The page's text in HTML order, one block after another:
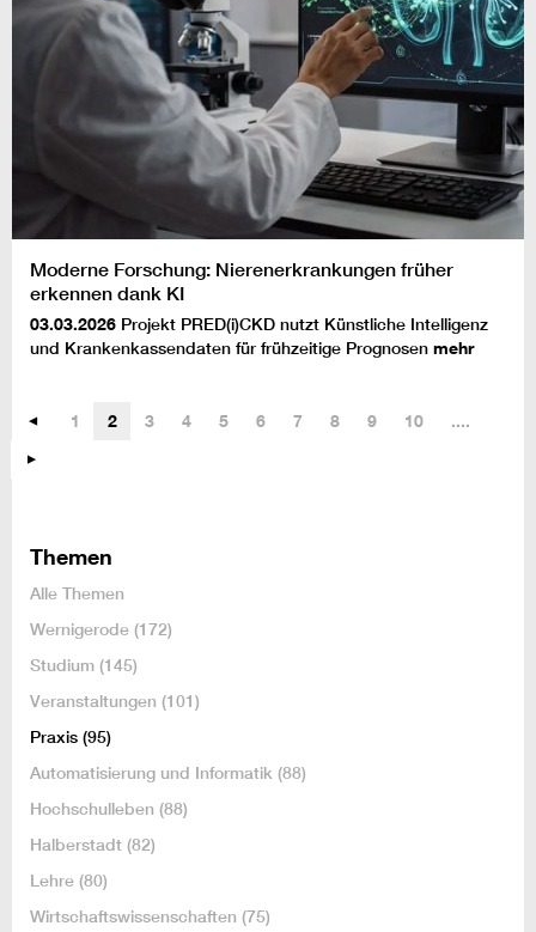
Moderne Forschung: Nierenerkrankungen früher
erkennen dank KI
03.03.2026 Projekt PRED(i)CKD nutzt Künstliche Intelligenz
und Krankenkassendaten für frühzeitige Prognosen mehr
1 2 3 4 5 6 7 8 9 10 ....
Themen
Alle Themen
Wernigerode (172)
Studium (145)
Veranstaltungen (101)
Praxis (95)
Automatisierung und Informatik (88)
Hochschulleben (88)
Halberstadt (82)
Lehre (80)
Wirtschaftswissenschaften (75)